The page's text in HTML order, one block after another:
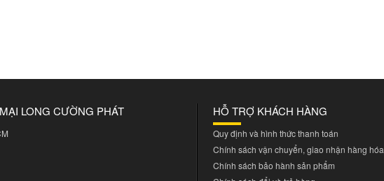
LONG CƯỜNG PHÁT HỖ TRỢ KHÁCH HÀNG
Quy định và hình thức thanh toán
Chính sách vận chuyển, giao nhận hàng hóa
Chính sách bảo hành sản phẩm